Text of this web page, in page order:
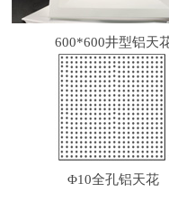
600*600井型铝天
Φ10全孔铝天花